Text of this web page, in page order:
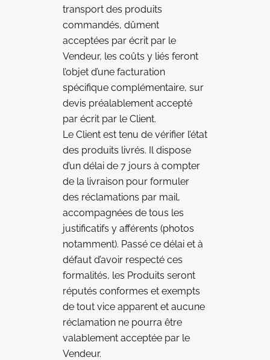
transport des produits
commandés, dûment
acceptées par écrit par le
Vendeur, les coûts y liés feront
l’objet d’une facturation
spécifique complémentaire, sur
devis préalablement accepté
par écrit par le Client.
Le Client est tenu de vérifier l’état
des produits livrés. Il dispose
d’un délai de 7 jours à compter
de la livraison pour formuler
des réclamations par mail,
accompagnées de tous les
justificatifs y afférents (photos
notamment). Passé ce délai et à
défaut d’avoir respecté ces
formalités, les Produits seront
réputés conformes et exempts
de tout vice apparent et aucune
réclamation ne pourra être
valablement acceptée par le
Vendeur.